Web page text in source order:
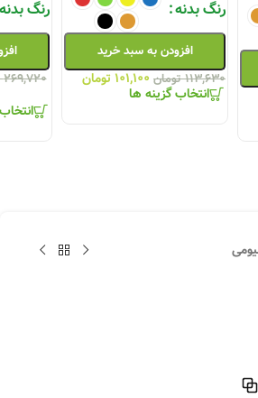
رنگ بدنه
افزودن به سبد خرید
۱۱۳,۶۳۰ تومان ۱۰۱,۱۰۰ تومان
انتخاب گزینه ها
رنگ بدنه
۲۶۹,۷۲۰